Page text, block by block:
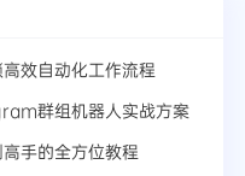
效自动化工作流程
群组机器人实战方案
手的全方位教程